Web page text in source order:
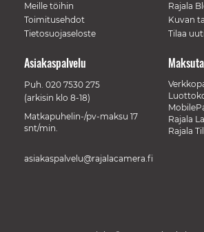
Meille töihin
Toimitusehdot
Tietosuojaseloste
Rajala
Kuvan
Tilaa
Rajala
Rajala
Asiakaspalvelu
Puh. 020 7530 275
(arkisin klo 8-18)
Matkapuhelin-/pv-maksu 17
snt/min.
asiakaspalvelu@rajalacamera.fi